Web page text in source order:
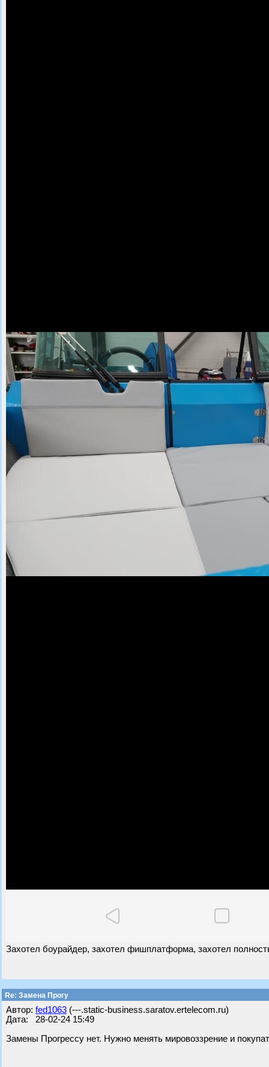
Захотел боурайдер, захотел фишплатформа, захотел
Re: Замена Прогу
Автор: fed1063 (---.static-business.saratov.ertelecom.ru)
Дата: 28-02-24 15:49
Замены Прогрессу нет. Нужно менять мировоззрение и